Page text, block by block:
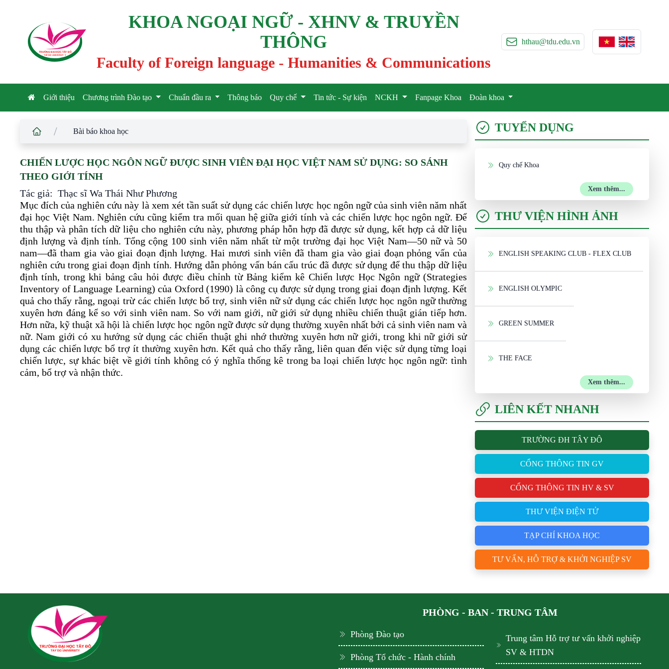
TRƯỜNG ĐẠI HỌC TÂY ĐÔ
TAY DO UNIVERSIT Y
KHOA NGOẠI NGỮ - XHNV & TRUYỀN
THÔNG
Faculty of Foreign language - Humanities & Communications
hthau@tdu.edu.vn
Giới thiệu Chương trình Đào tạo Chuẩn đầu ra Thông báo Quy chế Tin tức - Sự kiện NCKH Fanpage Khoa Đoàn khoa
/ Bài báo khoa học
CHIẾN LƯỢC HỌC NGÔN NGỮ ĐƯỢC SINH VIÊN ĐẠI HỌC VIỆT NAM SỬ DỤNG: SO SÁNH
THEO GIỚI TÍNH
Tác giả: Thạc sĩ Wa Thái Như Phương
Mục đích của nghiên cứu này là xem xét tần suất sử dụng các chiến lược học ngôn ngữ của sinh viên năm nhất
đại học Việt Nam. Nghiên cứu cũng kiểm tra mối quan hệ giữa giới tính và các chiến lược học ngôn ngữ. Để
thu thập và phân tích dữ liệu cho nghiên cứu này, phương pháp hỗn hợp đã được sử dụng, kết hợp cả dữ liệu
định lượng và định tính. Tổng cộng 100 sinh viên năm nhất từ một trường đại học Việt Nam—50 nữ và 50
nam—đã tham gia vào giai đoạn định lượng. Hai mươi sinh viên đã tham gia vào giai đoạn phỏng vấn của
nghiên cứu trong giai đoạn định tính. Hướng dẫn phỏng vấn bán cấu trúc đã được sử dụng để thu thập dữ liệu
định tính, trong khi bảng câu hỏi được điều chỉnh từ Bảng kiểm kê Chiến lược Học Ngôn ngữ (Strategies
Inventory of Language Learning) của Oxford (1990) là công cụ được sử dụng trong giai đoạn định lượng. Kết
quả cho thấy rằng, ngoại trừ các chiến lược bổ trợ, sinh viên nữ sử dụng các chiến lược học ngôn ngữ thường
xuyên hơn đáng kể so với sinh viên nam. So với nam giới, nữ giới sử dụng nhiều chiến thuật gián tiếp hơn.
Hơn nữa, kỹ thuật xã hội là chiến lược học ngôn ngữ được sử dụng thường xuyên nhất bởi cả sinh viên nam và
nữ. Nam giới có xu hướng sử dụng các chiến thuật ghi nhớ thường xuyên hơn nữ giới, trong khi nữ giới sử
dụng các chiến lược bổ trợ ít thường xuyên hơn. Kết quả cho thấy rằng, liên quan đến việc sử dụng từng loại
chiến lược, sự khác biệt về giới tính không có ý nghĩa thống kê trong ba loại chiến lược học ngôn ngữ: tình
cảm, bổ trợ và nhận thức.
TUYỂN DỤNG
Quy chế Khoa
Xem thêm...
THƯ VIỆN HÌNH ẢNH
ENGLISH SPEAKING CLUB - FLEX CLUB
ENGLISH OLYMPIC
GREEN SUMMER
THE FACE
Xem thêm...
LIÊN KẾT NHANH
TRƯỜNG ĐH TÂY ĐÔ
CỔNG THÔNG TIN GV
CỔNG THÔNG TIN HV & SV
THƯ VIỆN ĐIỆN TỬ
TẠP CHÍ KHOA HỌC
TƯ VẤN, HỖ TRỢ & KHỞI NGHIỆP SV
PHÒNG - BAN - TRUNG TÂM
Phòng Đào tạo
Phòng Tổ chức - Hành chính
Trung tâm Hỗ trợ tư vấn khởi nghiệp
SV & HTDN